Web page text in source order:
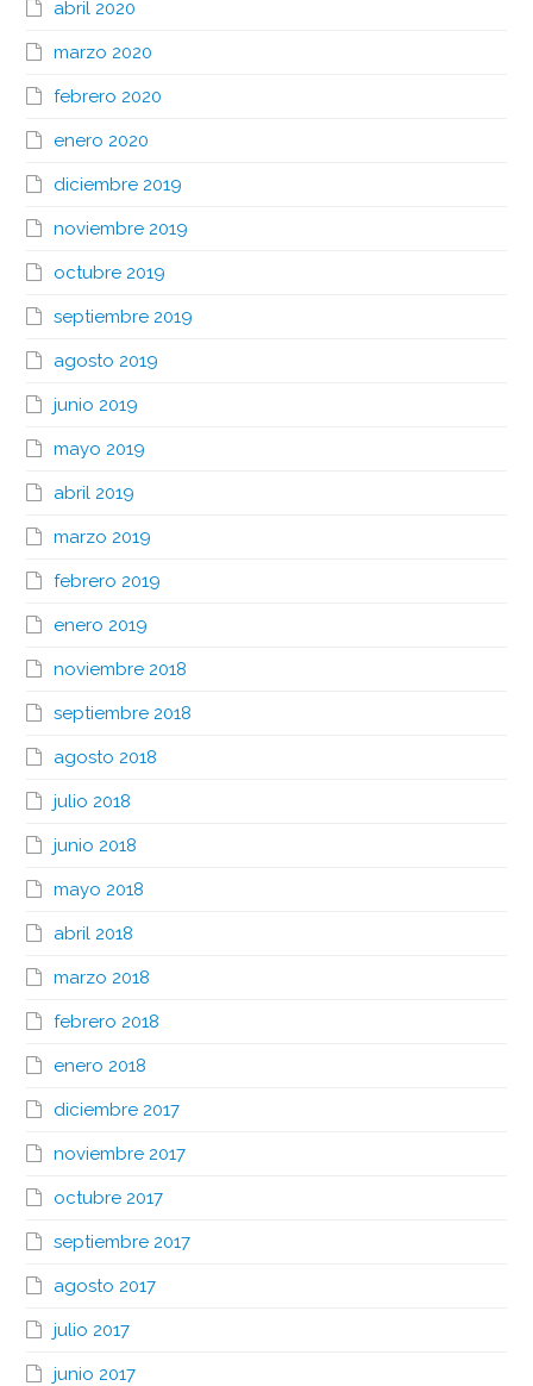
abril 2020
marzo 2020
febrero 2020
enero 2020
diciembre 2019
noviembre 2019
octubre 2019
septiembre 2019
agosto 2019
junio 2019
mayo 2019
abril 2019
marzo 2019
febrero 2019
enero 2019
noviembre 2018
septiembre 2018
agosto 2018
julio 2018
junio 2018
mayo 2018
abril 2018
marzo 2018
febrero 2018
enero 2018
diciembre 2017
noviembre 2017
octubre 2017
septiembre 2017
agosto 2017
julio 2017
junio 2017